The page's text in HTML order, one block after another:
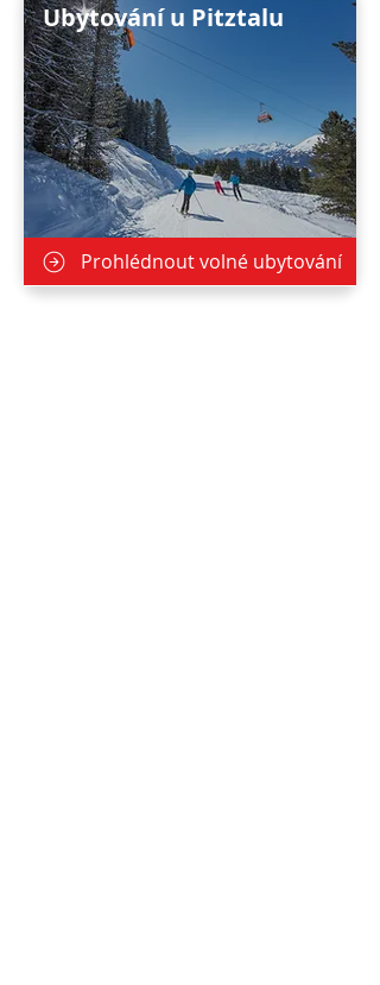
Ubytování u Pitztalu
Prohlédnout volné ubytování